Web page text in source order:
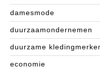
damesmode
duurzaamondernemen
duurzame
economie